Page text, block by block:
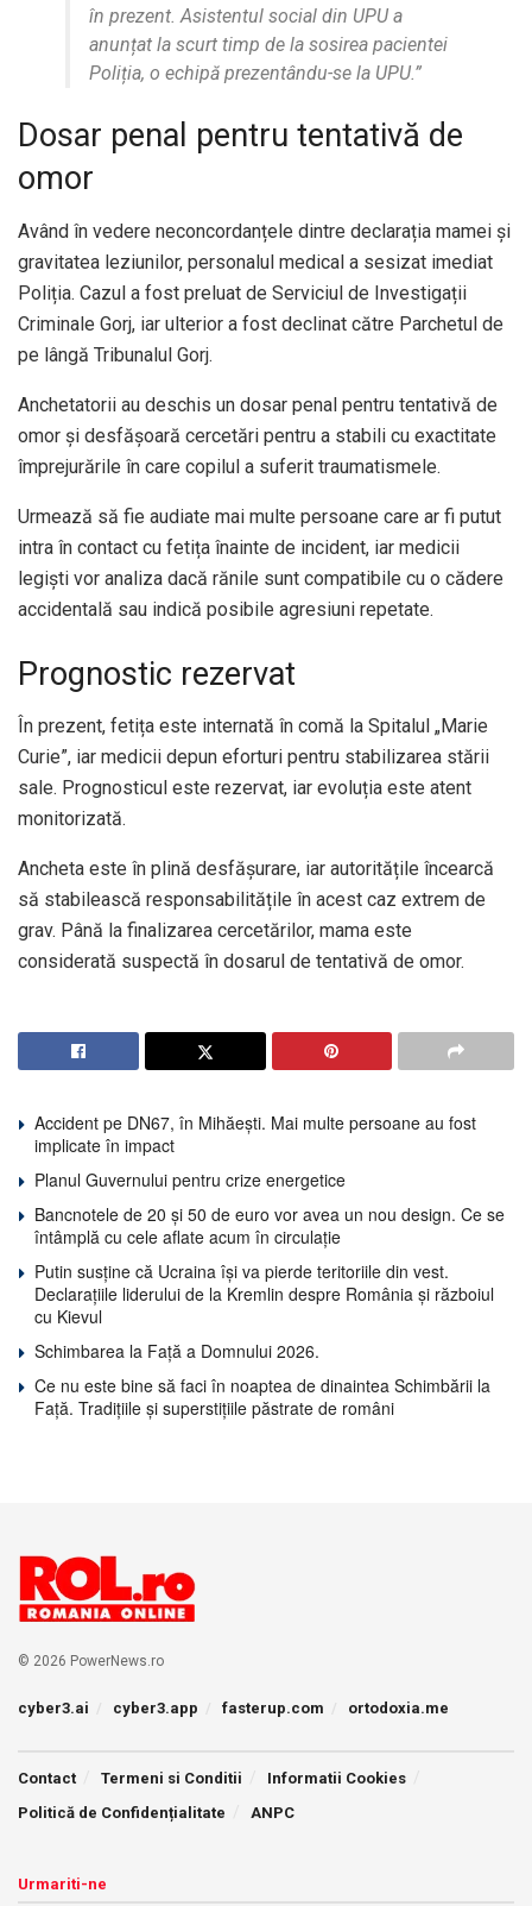
în prezent. Asistentul social din UPU a
anunțat la scurt timp de la sosirea pacientei
Poliția, o echipă prezentându-se la UPU.”
Dosar penal pentru tentativă de
omor
Având în vedere neconcordanțele dintre declarația mamei și
gravitatea leziunilor, personalul medical a sesizat imediat
Poliția. Cazul a fost preluat de Serviciul de Investigații
Criminale Gorj, iar ulterior a fost declinat către Parchetul de
pe lângă Tribunalul Gorj.
Anchetatorii au deschis un dosar penal pentru tentativă de
omor și desfășoară cercetări pentru a stabili cu exactitate
împrejurările în care copilul a suferit traumatismele.
Urmează să fie audiate mai multe persoane care ar fi putut
intra în contact cu fetița înainte de incident, iar medicii
legiști vor analiza dacă rănile sunt compatibile cu o cădere
accidentală sau indică posibile agresiuni repetate.
Prognostic rezervat
În prezent, fetița este internată în comă la Spitalul „Marie
Curie”, iar medicii depun eforturi pentru stabilizarea stării
sale. Prognosticul este rezervat, iar evoluția este atent
monitorizată.
Ancheta este în plină desfășurare, iar autoritățile încearcă
să stabilească responsabilitățile în acest caz extrem de
grav. Până la finalizarea cercetărilor, mama este
considerată suspectă în dosarul de tentativă de omor.
Accident pe DN67, în Mihăești. Mai multe persoane au fost
implicate în impact
Planul Guvernului pentru crize energetice
Bancnotele de 20 și 50 de euro vor avea un nou design. Ce se
întâmplă cu cele aflate acum în circulație
Putin susține că Ucraina își va pierde teritoriile din vest.
Declarațiile liderului de la Kremlin despre România și războiul
cu Kievul
Schimbarea la Față a Domnului 2026.
Ce nu este bine să faci în noaptea de dinaintea Schimbării la
Față. Tradițiile și superstițiile păstrate de români
© 2026 PowerNews.ro
cyber3.ai cyber3.app fasterup.com ortodoxia.me
Contact Termeni si Conditii
Informatii Cookies
Politică de Confidențialitate
ANPC
Urmariti-ne